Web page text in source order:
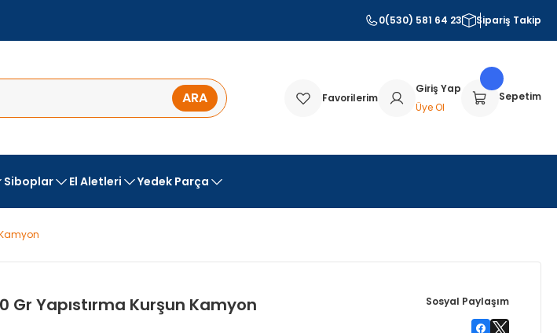
0(530) 581 64 23 Sipariş Takip
ARA Favorilerim
Giriş Yap
Üye Ol
Sepetim
Siboplar El Aletleri Yedek Parça
Gr Yapıstırma Kurşun Kamyon Sosyal Paylaşım